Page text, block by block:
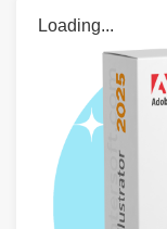
Loading...